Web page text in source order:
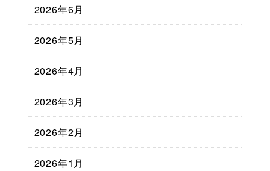
2026年6月
2026年5月
2026年4月
2026年3月
2026年2月
2026年1月